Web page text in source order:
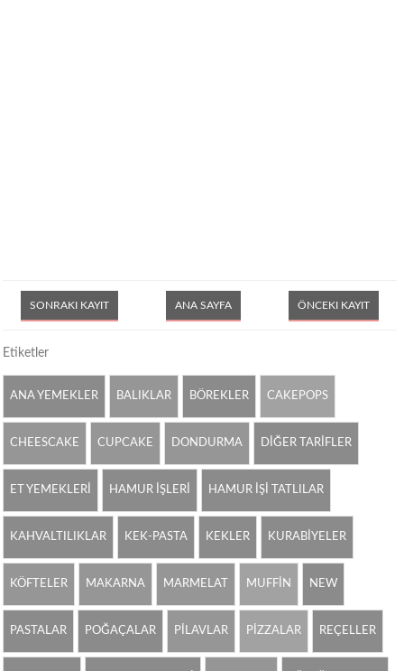
SONRAKI KAYIT ÖNCEKI KAYIT
ANA SAYFA
Etiketler
ANA YEMEKLER BALIKLAR BÖREKLER CAKEPOPS
CHEESCAKE CUPCAKE DONDURMA DİĞER TARİFLER
ET YEMEKLERİ HAMUR İŞLERİ HAMUR İŞİ TATLILAR
KAHVALTILIKLAR KEK-PASTA KEKLER KURABİYELER
KÖFTELER MAKARNA MARMELAT MUFFİN NEW
PASTALAR POĞAÇALAR PİLAVLAR PİZZALAR REÇELLER